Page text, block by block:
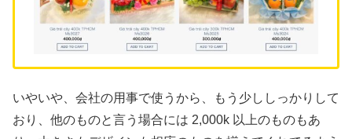
いやいや、会社の用事で使うから、もう少ししっかりして
おり、他のものと言う場合には 2,000k 以上のものもあ